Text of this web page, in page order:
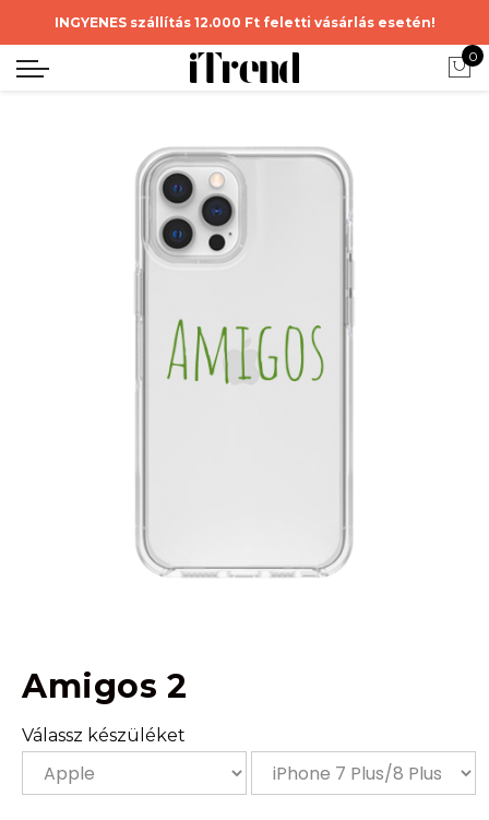
INGYENES szállítás 12.000 Ft feletti vásárlás esetén!
0
Amigos 2
Válassz készüléket